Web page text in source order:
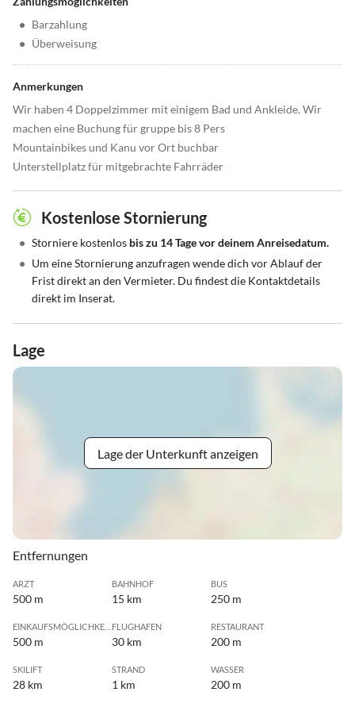
• Barzahlung
• Überweisung
Anmerkungen
Wir haben 4 Doppelzimmer mit einigem Bad und Ankleide. Wir
machen eine Buchung für gruppe bis 8 Pers
Mountainbikes und Kanu vor Ort buchbar
Unterstellplatz für mitgebrachte Fahrräder
Kostenlose Stornierung
• Storniere kostenlos bis zu 14 Tage vor deinem Anreisedatum.
• Um eine Stornierung anzufragen wende dich vor Ablauf der
Frist direkt an den Vermieter. Du findest die Kontaktdetails
direkt im Inserat.
Lage
Lage der Unterkunft anzeigen
Entfernungen
ARZT
500 m
BAHNHOF
15 km
BUS
250 m
500 m
FLUGHAFEN
30 km
RESTAURANT
200 m
SKILIFT
28 km
STRAND
1 km
WASSER
200 m